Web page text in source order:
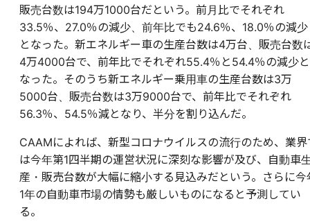
販売台数は194万1000台だという。前月比でそれぞれ
33.5％、27.0％の減少、前年比でも24.6％、18.0％の減少
となった。新エネルギー車の生産台数は4万台、販売台数
4万4000台で、前年比でそれぞれ55.4％と54.4％の減少と
なった。そのうち新エネルギー乗用車の生産台数は3万
5000台、販売台数は3万9000台で、前年比でそれぞれ
56.3％、54.5％減となり、半分を割り込んだ。
CAAMによれば、新型コロナウイルスの流行のため、業界
は今年第1四半期の運営状況に深刻な影響が及び、自動車
産・販売台数が大幅に縮小する見込みだという。さらに今
1年の自動車市場の情勢も厳しいものになると予測してい
る。